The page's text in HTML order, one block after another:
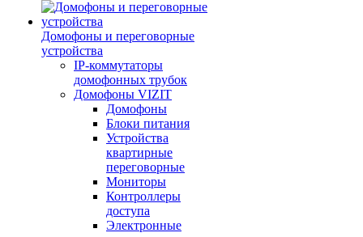
Домофоны и переговорные
устройства
IP-коммутаторы
домофонных трубок
Домофоны VIZIT
Домофоны
Блоки питания
Устройства
квартирные
переговорные
Мониторы
Контроллеры
доступа
Электронные